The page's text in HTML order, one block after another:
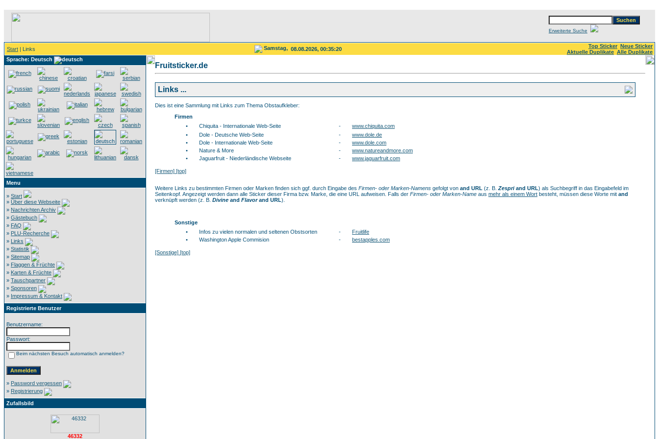
Erweiterte Suche
Start | Links Samstag, 08.08.2026, 00:35:20 Top Sticker Neue Sticker
Aktuelle Duplikate Alle Duplikate
Sprache: Deutsch
Menu
» Start
» Über diese Webseite
» Nachrichten Archiv
» Gästebuch
» FAQ
» PLU-Recherche
» Links
» Statistik
» Sitemap
» Flaggen & Früchte
» Karten & Früchte
» Tauschpartner
» Sponsoren
» Impressum & Kontakt
Registrierte Benutzer
Benutzername:
Passwort:
Beim nächsten Besuch automatisch anmelden?
» Password vergessen
» Registrierung
Zufallsbild
46332
Fruitsticker.de
Links ...
Dies ist eine Sammlung mit Links zum Thema Obstaufkleber:
Firmen
•
Chiquita - Internationale Web-Seite -
www.chiquita.com
•
Dole - Deutsche Web-Seite -
www.dole.de
•
Dole - Internationale Web-Seite -
www.dole.com
•
Nature & More -
www.natureandmore.com
•
Jaguarfruit - Niederländische Webseite - www.jaguarfruit.com
[Firmen] [top]
Weitere Links zu bestimmten Firmen oder Marken finden sich ggf. durch Eingabe des Firmen- oder Marken-Namens gefolgt von and URL (z. B. Zespriand URL) als Suchbegriff in das Eingabefeld im
Seitenkopf. Angezeigt werden dann alle Sticker dieser Firma bzw. Marke, die eine URL aufweisen. Falls der Firmen- oder Marken-Name aus mehr als einem Wort besteht, müssen diese Worte mit and
verknüpft werden (z. B. Divine and Flavorand URL).
Sonstige
•
Infos zu vielen normalen und seltenen Obstsorten -
Fruitlife
•
Washington Apple Commision - bestapples.com
[Sonstige] [top]